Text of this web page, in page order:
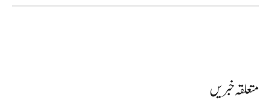
متعلقہ خبریں